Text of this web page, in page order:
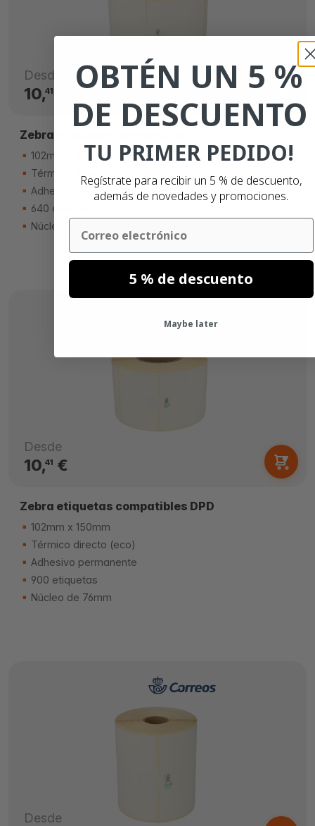
Desde
10,41
Zebra etiquetas compatibles
102mm x 210mm
Térmico directo (eco)
Adhesivo permanente
640 etiquetas
Núcleo de 76mm
Desde
10,41 €
Zebra etiquetas compatibles DPD
102mm x 150mm
Térmico directo (eco)
Adhesivo permanente
900 etiquetas
Núcleo de 76mm
Desde
OBTÉN UN 5 %
DE DESCUENTO
TU PRIMER PEDIDO!
Regístrate para recibir un 5 % de descuento,
además de novedades y promociones.
Email
5 % de descuento
Maybe later